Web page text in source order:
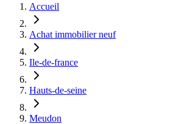
Accueil
Achat immobilier neuf
Ile-de-france
Hauts-de-seine
Meudon